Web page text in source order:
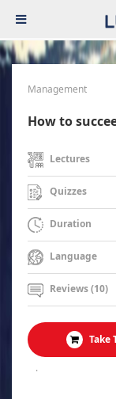
Management
How to
Lectures
Quizzes
Duration
Language
Reviews (10)
Take
.